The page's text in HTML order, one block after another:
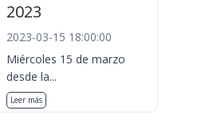
2023
2023-03-15 18:00:00
Miércoles 15 de marzo
desde la...
Leer más